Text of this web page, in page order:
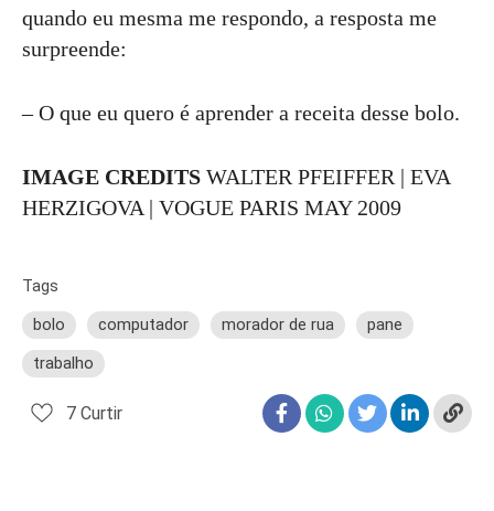
quando eu mesma me respondo, a resposta me
surpreende:
– O que eu quero é aprender a receita desse bolo.
IMAGE CREDITS WALTER PFEIFFER | EVA
HERZIGOVA | VOGUE PARIS MAY 2009
Tags
bolo
computador morador de rua
pane
trabalho
7 Curtir